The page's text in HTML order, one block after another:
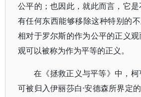
公平的；也因此，就此而言，它
有任何东西能够移除这种特别的
相对于罗尔斯的作为公平的正义
观可以被称为作为平等的正义。
在《拯救正义与平等》中，
可被归入伊丽莎白·安德森所界定